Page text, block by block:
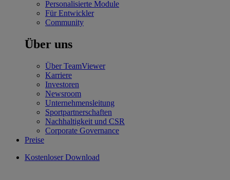
Personalisierte Module
Für Entwickler
Community
Über uns
Über TeamViewer
Karriere
Investoren
Newsroom
Unternehmensleitung
Sportpartnerschaften
Nachhaltigkeit und CSR
Corporate Governance
Preise
Kostenloser Download